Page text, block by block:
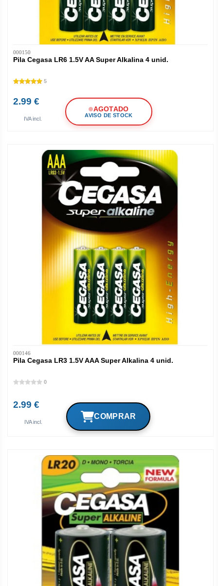
000150
Pila Cegasa LR6 1.5V AA Super Alkalina 4 unid.
5
2.99 €
IVA incl.
AGOTADO
AVISO DE STOCK
000146
Pila Cegasa LR3 1.5V AAA Super Alkalina 4 unid.
0
2.99 €
IVA incl.